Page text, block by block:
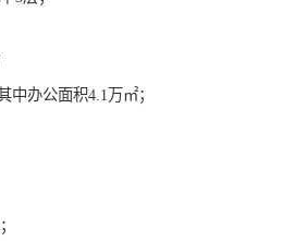
中办公面积4.1万㎡；